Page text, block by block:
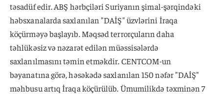
təsadüf edir. ABŞ hərbçiləri Suriyanın şimal-şərqindəki
həbsxanalarda saxlanılan "DAİŞ" üzvlərini İraqa
köçürməyə başlayıb. Məqsəd terrorçuların daha
təhlükəsiz və nəzarət edilən müəssisələrdə
saxlanılmasını təmin etməkdir. CENTCOM-un
bəyanatına görə, həsəkədə saxlanılan 150 nəfər "DAİŞ"
məhbusu artıq İraqa köçürülüb. Ümumilikdə təxminən 7